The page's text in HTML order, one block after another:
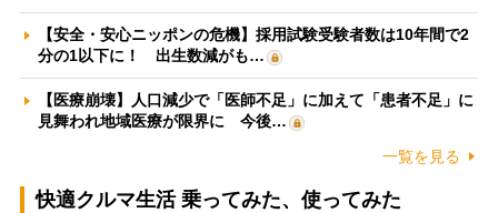
【安全・安心ニッポンの危機】採用試験受験者数は10年間で2
分の1以下に！ 出生数減がも…
【医療崩壊】人口減少で「医師不足」に加えて「患者不足」に
見舞われ地域医療が限界に 今後…
一覧を見る
快適クルマ生活 乗ってみた、使ってみた